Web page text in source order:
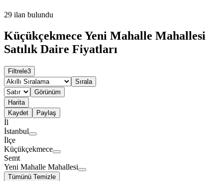
29 ilan bulundu
Küçükçekmece Yeni Mahalle Mahallesi
Satılık Daire Fiyatları
Filtrele3
Sırala
Görünüm
Harita
Kaydet
Paylaş
İl
İstanbul
İlçe
Küçükçekmece
Semt
Yeni Mahalle Mahallesi
Tümünü Temizle